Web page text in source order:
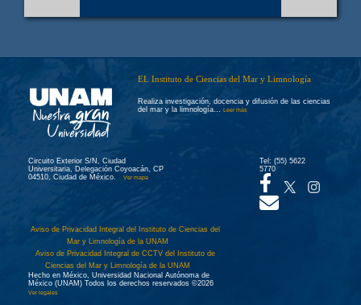
EL Instituto de Ciencias del Mar y Limnología
Realiza investigación, docencia y difusión de las ciencias
del mar y la limnología… Leer más
Circuito Exterior S/N, Ciudad
Universitaria, Delegación Coyoacán, CP
04510, Ciudad de México. Ver mapa
Tel: (55) 5622
5770
Aviso de Privacidad Integral del Instituto de Ciencias del
Mar y Limnología de la UNAM
Aviso de Privacidad Integral de CCTV del Instituto de
Ciencias del Mar y Limnología de la UNAM
Hecho en México, Universidad Nacional Autónoma de
México (UNAM) Todos los derechos reservados ©2026
Ver legales